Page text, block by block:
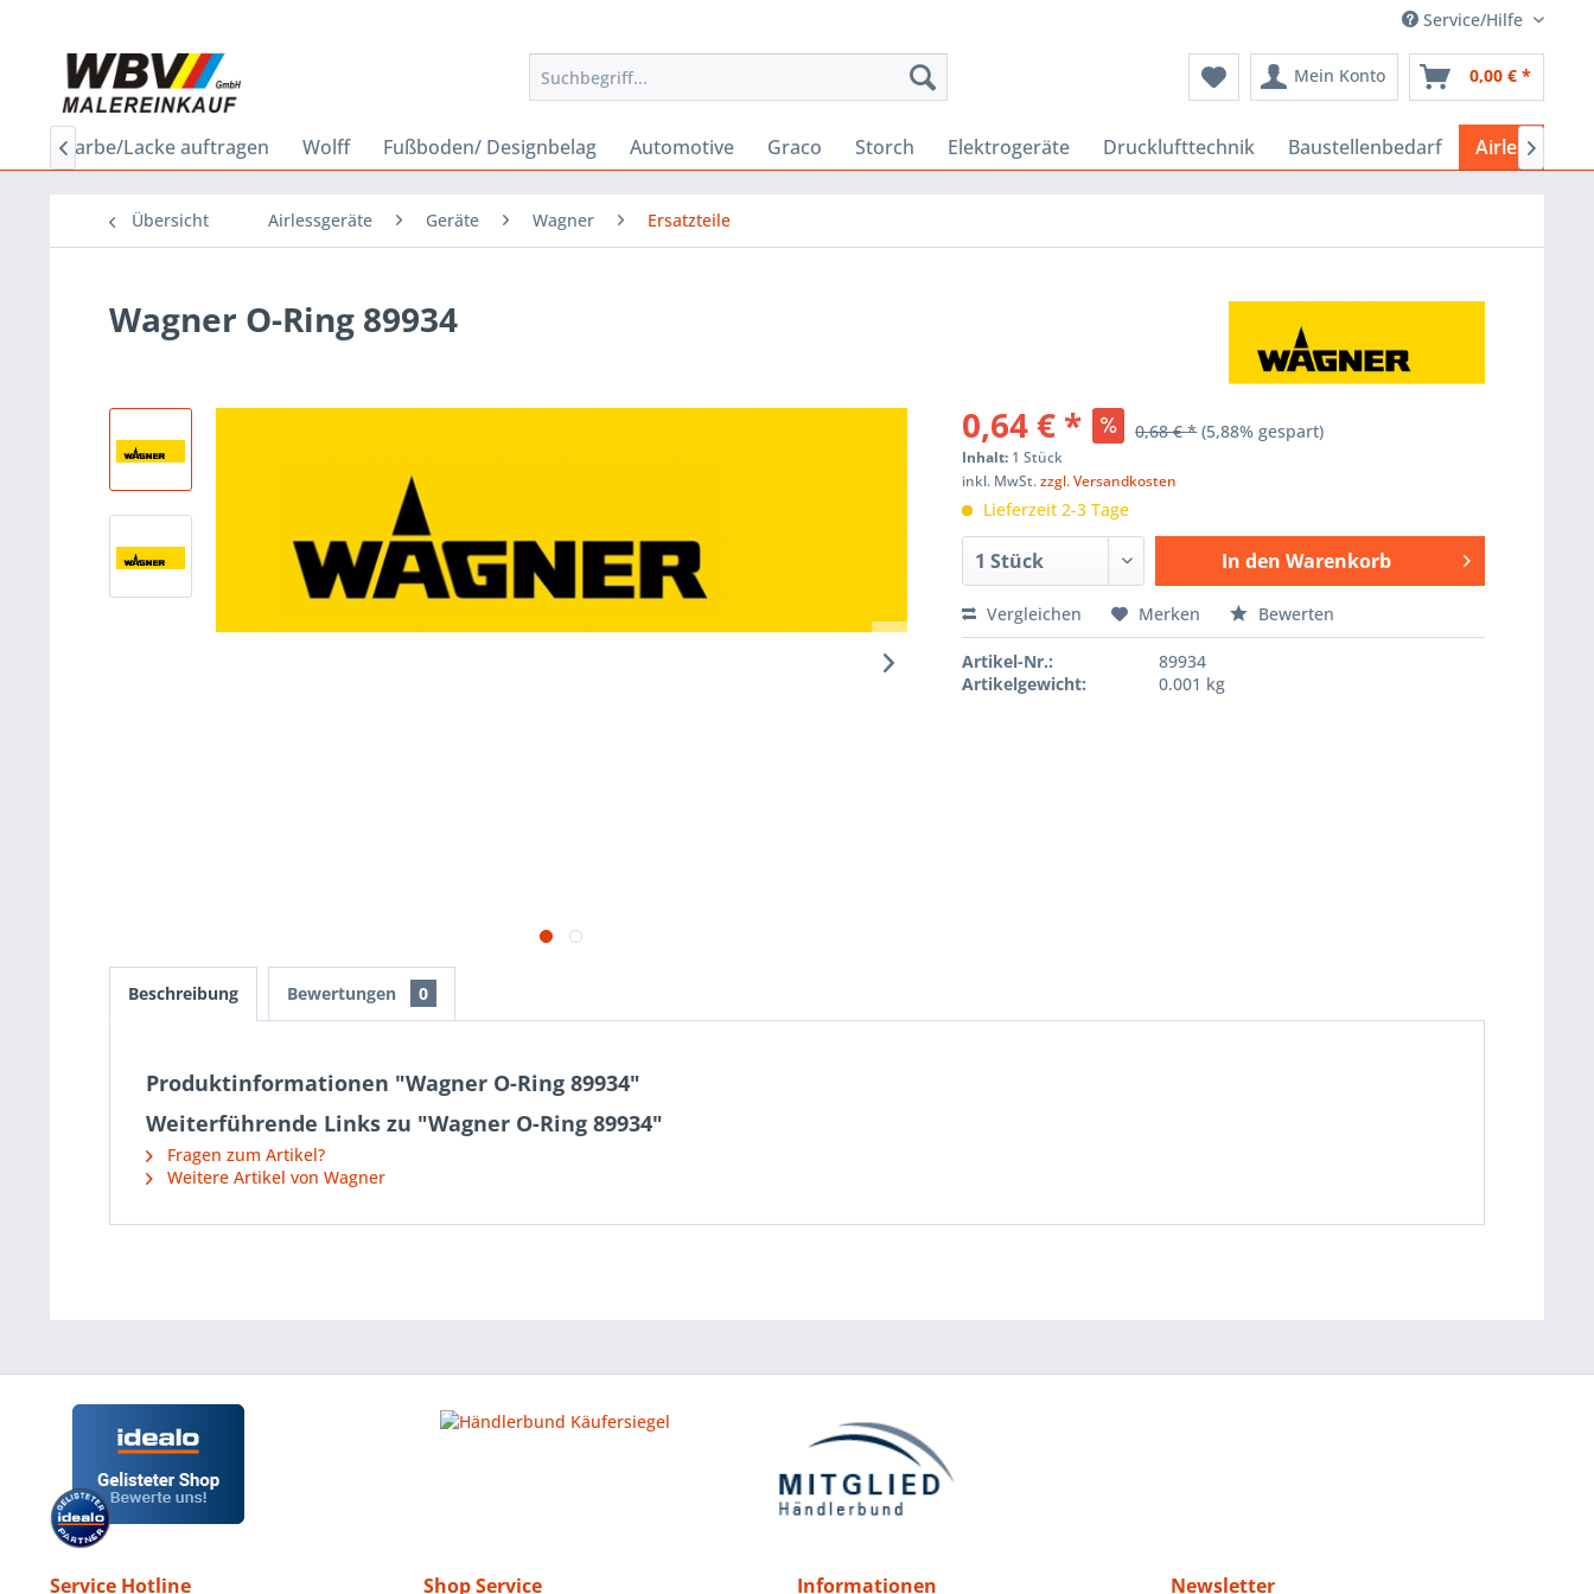
Service/Hilfe
Mein Konto 0,00 € *
Farbe/Lacke auftragen Wolff Fußboden/ Designbelag Automotive Graco Storch Elektrogeräte Drucklufttechnik Baustellenbedarf Airlessgeräte
 
Übersicht Airlessgeräte Geräte Wagner Ersatzteile
Wagner O-Ring 89934
0,64 € * 0,68 € * (5,88% gespart)
Inhalt: 1 Stück
inkl. MwSt.zzgl. Versandkosten
Lieferzeit 2-3 Tage
In den Warenkorb
Hinzugefügt
Vergleichen Merken Bewerten
Artikel-Nr.:
89934
Artikelgewicht:
0.001 kg
Beschreibung Bewertungen 0
Produktinformationen "Wagner O-Ring 89934"
Weiterführende Links zu "Wagner O-Ring 89934"
Fragen zum Artikel?
Weitere Artikel von Wagner
Service Hotline Shop Service Informationen Newsletter